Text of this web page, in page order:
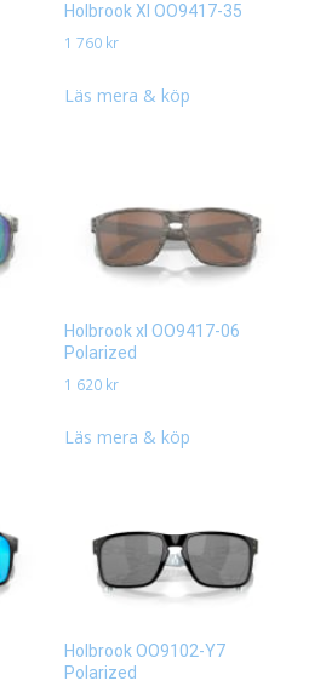
Holbrook Xl OO9417-35
1 760 kr
Läs mera & köp
Holbrook xl OO9417-06
Polarized
1 620 kr
Läs mera & köp
Holbrook OO9102-Y7
Polarized